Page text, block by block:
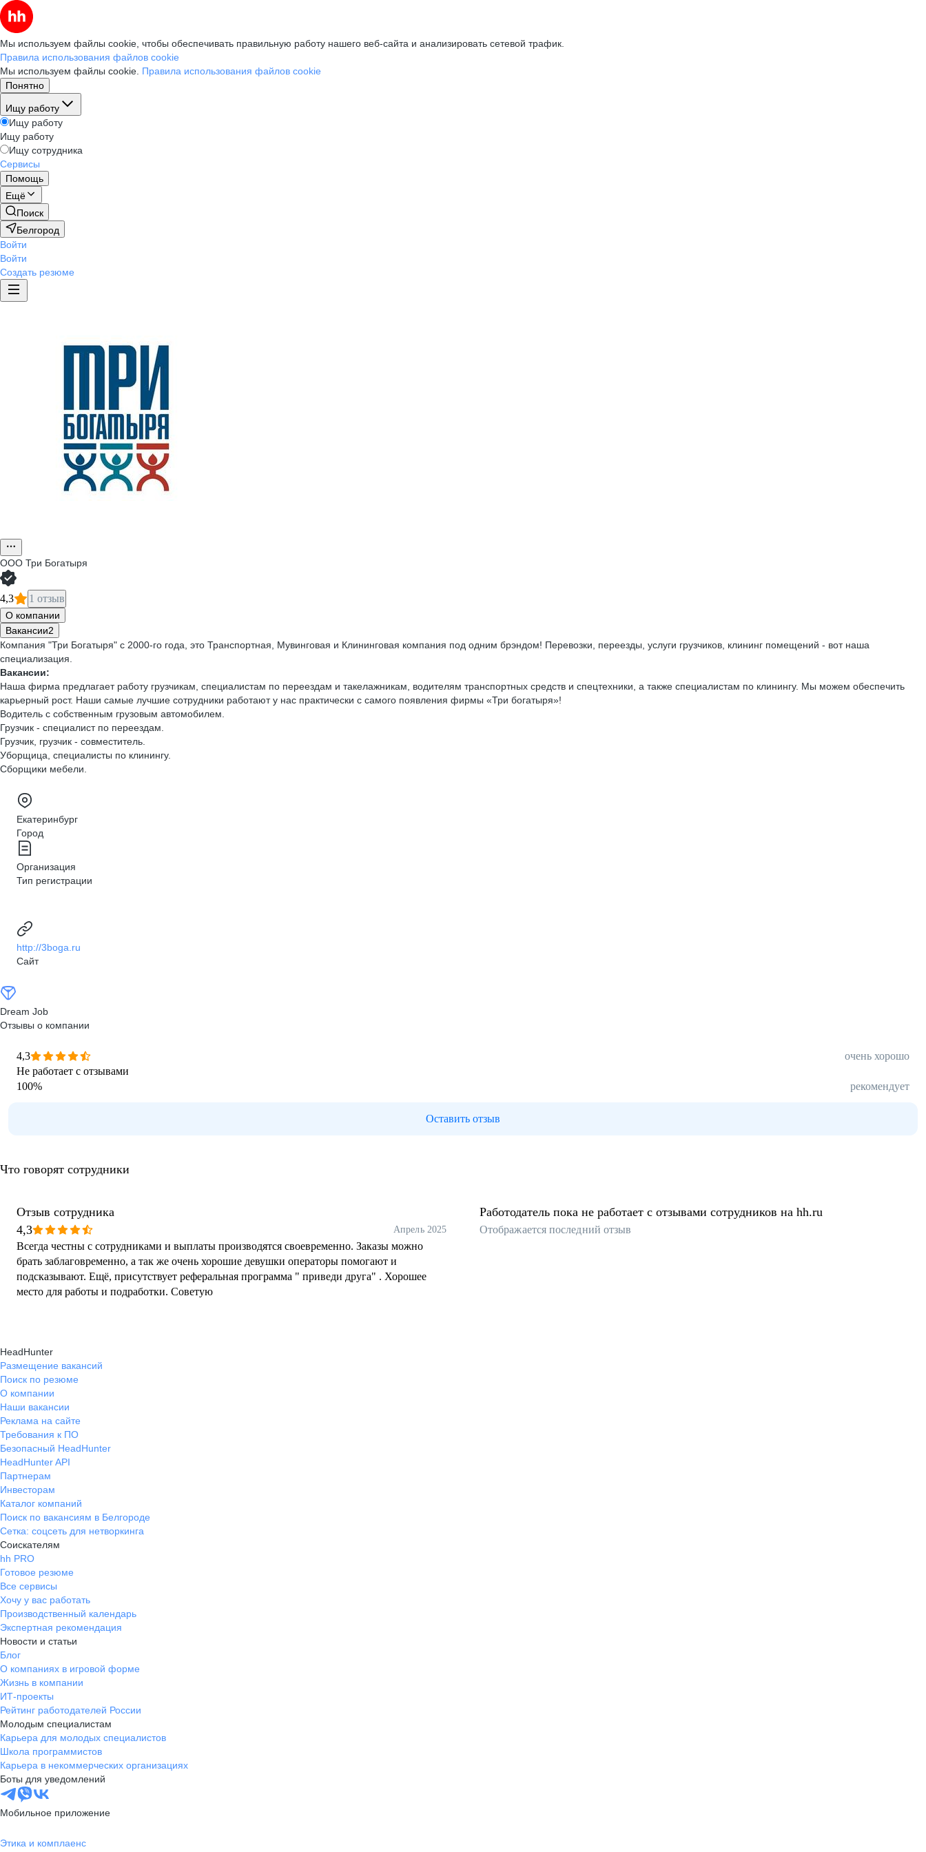
Мы используем файлы cookie, чтобы обеспечивать правильную работу нашего веб-сайта и анализировать сетевой трафик.
Правила использования файлов cookie
Мы используем файлы cookie. Правила использования файлов cookie
Понятно
Ищу работу
Ищу работу
Ищу работу
Ищу сотрудника
Сервисы
Помощь
Ещё
Поиск
Белгород
Войти
Войти
Создать резюме
ООО Три Богатыря
4,3 1 отзыв
О компании
Вакансии2
Компания "Три Богатыря" с 2000-го года, это Транспортная, Мувинговая и Клининговая компания под одним брэндом! Перевозки, переезды, услуги грузчиков, клининг помещений - вот наша
специализация.
Вакансии:
Наша фирма предлагает работу грузчикам, специалистам по переездам и такелажникам, водителям транспортных средств и спецтехники, а также специалистам по клинингу. Мы можем обеспечить
карьерный рост. Наши самые лучшие сотрудники работают у нас практически с самого появления фирмы «Три богатыря»!
Водитель с собственным грузовым автомобилем.
Грузчик - специалист по переездам.
Грузчик, грузчик - совместитель.
Уборщица, специалисты по клинингу.
Сборщики мебели.
Екатеринбург
Город
Организация
Тип регистрации
http://3boga.ru
Сайт
Dream Job
Отзывы о компании
4,3
очень хорошо
Не работает с отзывами
100% рекомендует
Оставить отзыв
Что говорят сотрудники
Отзыв сотрудника
4,3
Апрель 2025
Всегда честны с сотрудниками и выплаты производятся своевременно. Заказы можно
брать заблаговременно, а так же очень хорошие девушки операторы помогают и
подсказывают. Ещё, присутствует реферальная программа " приведи друга" . Хорошее
место для работы и подработки. Советую
Работодатель пока не работает с отзывами сотрудников на hh.ru
Отображается последний отзыв
HeadHunter
Размещение вакансий
Поиск по резюме
О компании
Наши вакансии
Реклама на сайте
Требования к ПО
Безопасный HeadHunter
HeadHunter API
Партнерам
Инвесторам
Каталог компаний
Поиск по вакансиям в Белгороде
Сетка: соцсеть для нетворкинга
Соискателям
hh PRO
Готовое резюме
Все сервисы
Хочу у вас работать
Производственный календарь
Экспертная рекомендация
Новости и статьи
Блог
О компаниях в игровой форме
Жизнь в компании
ИТ-проекты
Рейтинг работодателей России
Молодым специалистам
Карьера для молодых специалистов
Школа программистов
Карьера в некоммерческих организациях
Боты для уведомлений
Мобильное приложение
Этика и комплаенс